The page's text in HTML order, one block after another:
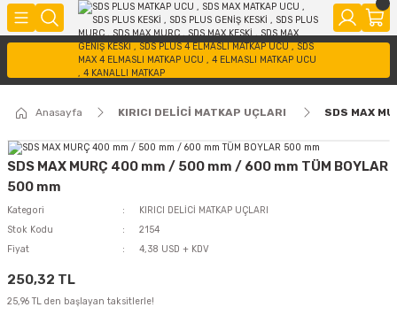
Anasayfa KIRICI DELİCİ MATKAP UÇLARI SDS MAX
SDS MAX MURÇ 400 mm / 500 mm / 600 mm TÜM BOYLAR
500 mm
Kategori
KIRICI DELİCİ MATKAP UÇLARI
Stok Kodu
2154
Fiyat
4,38 USD + KDV
250,32 TL
25,96 TL den başlayan taksitlerle!